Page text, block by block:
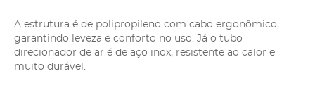
A estrutura é de polipropileno com cabo ergonômico,
garantindo leveza e conforto no uso. Já o tubo
direcionador de ar é de aço inox, resistente ao calor e
muito durável.